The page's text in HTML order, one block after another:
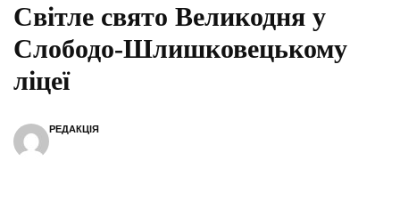
Світле свято Великодня у
Слободо-Шлишковецькому
ліцеї
РЕДАКЦІЯ